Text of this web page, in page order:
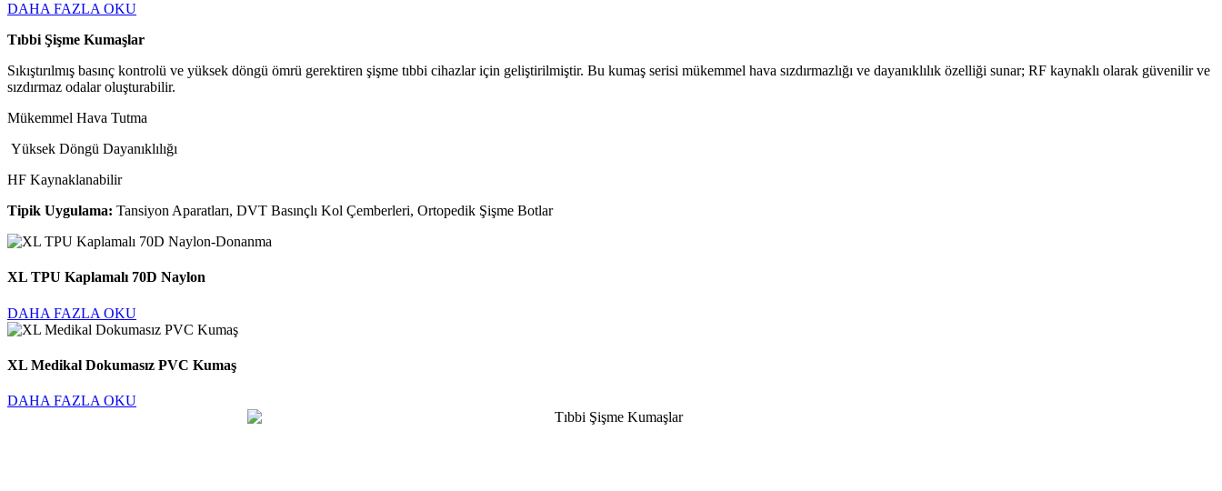
DAHA FAZLA OKU
Tıbbi Şişme Kumaşlar
Sıkıştırılmış basınç kontrolü ve yüksek döngü ömrü gerektiren şişme tıbbi cihazlar için geliştirilmiştir. Bu kumaş serisi mükemmel hava sızdırmazlığı ve dayanıklılık özelliği sunar; RF kaynaklı olarak güvenilir ve
sızdırmaz odalar oluşturabilir.
Mükemmel Hava Tutma
Yüksek Döngü Dayanıklılığı
HF Kaynaklanabilir
Tipik Uygulama: Tansiyon Aparatları, DVT Basınçlı Kol Çemberleri, Ortopedik Şişme Botlar
XL TPU Kaplamalı 70D Naylon
DAHA FAZLA OKU
XL Medikal Dokumasız PVC Kumaş
DAHA FAZLA OKU